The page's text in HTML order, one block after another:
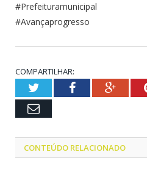
#Prefeituramunicipal
#Avançaprogresso
COMPARTILHAR:
TwitterFacebook
Email
CONTEÚDO RELACIONADO